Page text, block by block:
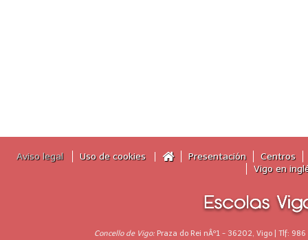
Aviso legal Uso de cookies Presentación
Centros
Vigo en
Concello de Vigo:Praza do Rei nÂº1 - 36202, Vigo | Tlf: